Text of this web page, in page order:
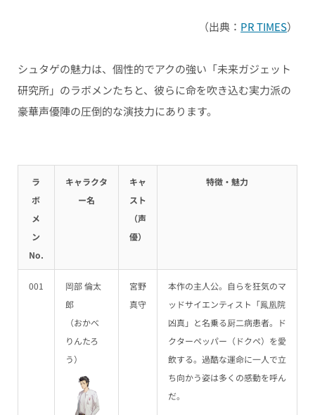
（出典： PR TIMES）
シュタゲの魅力は、個性的でアクの強い「未来ガジェット
研究所」のラボメンたちと、彼らに命を吹き込む実力派の
豪華声優陣の圧倒的な演技力にあります。
ラ
ボ
メ
ン
No.
キャラクタ
ー名
キャ
スト
（声
優）
特徴・魅力
001
岡部 倫太
郎
（おかべ
りんたろ
う）
宮野
真守
本作の主人公。自らを狂気のマ
ッドサイエンティスト「鳳凰院
凶真」と名乗る厨二病患者。ド
クターペッパー（ドクペ）を愛
飲する。過酷な運命に一人で立
ち向かう姿は多くの感動を呼ん
だ。